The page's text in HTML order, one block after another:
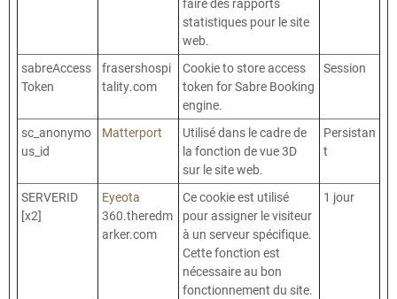
statistiques pour le site
web.
sabreAccess
Token
frasershospi
tality.com
Cookie to store access
token for Sabre Booking
engine.
Session
sc_anonymo
us_id
Matterport
Utilisé dans le cadre de
la fonction de vue 3D
sur le site web.
Persistan
t
SERVERID
[x2]
Eyeota
360.theredm
arker.com
Ce cookie est utilisé
pour assigner le visiteur
à un serveur spécifique.
Cette fonction est
nécessaire au bon
fonctionnement du site.
1 jour